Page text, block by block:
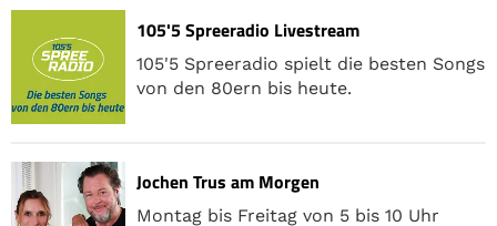
105'5 Spreeradio Livestream
105'5 Spreeradio spielt die besten Songs
von den 80ern bis heute.
Jochen Trus am Morgen
Montag bis Freitag von 5 bis 10 Uhr